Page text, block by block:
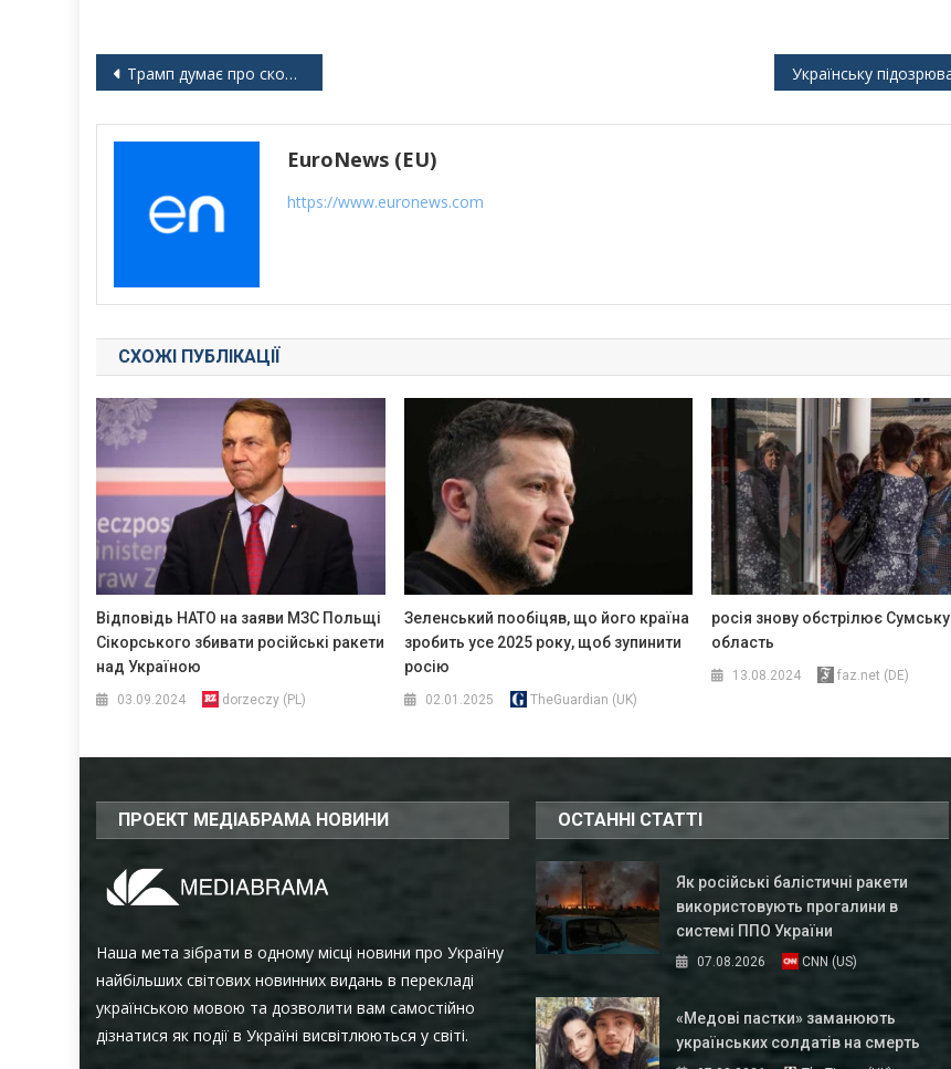
Навігація
Трамп думає про скорочення чисельності військ у Європі на третину
EuroNews (EU)
https://www.euronews.com
СХОЖІ ПУБЛІКАЦІЇ
Відповідь НАТО на заяви МЗС Польщі
Сікорського збивати російські ракети
над Україною
03.09.2024 dorzeczy (PL)
Зеленський пообіцяв, що його країна
зробить усе 2025 року, щоб зупинити
росію
02.01.2025 TheGuardian (UK)
росія знову обстрілює Сумську
область
13.08.2024 faz.net (DE)
ПРОЕКТ МЕДІАБРАМА НОВИНИ
Наша мета зібрати в одному місці новини про Україну
найбільших світових новинних видань в перекладі
українською мовою та дозволити вам самостійно
дізнатися як події в Україні висвітлюються у світі.
ОСТАННІ СТАТТІ
Як російські балістичні ракети
використовують прогалини в
системі ППО України
07.08.2026 CNN (US)
«Медові пастки» заманюють
українських солдатів на смерть